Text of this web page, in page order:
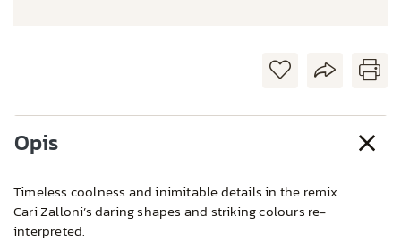
Opis
Timeless coolness and inimitable details in the remix.
Cari Zalloni’s daring shapes and striking colours re-
interpreted.